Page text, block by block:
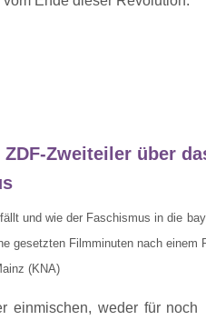
Zweiteiler über
und wie der Faschismus in die
gesetzten Filmminuten nach einem
(KNA)
einmischen, weder für noch